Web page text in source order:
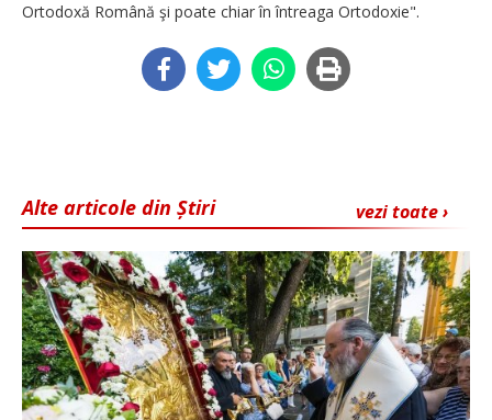
Ortodoxă Română şi poate chiar în întreaga Ortodoxie".
vezi toate ›
Alte articole din Știri